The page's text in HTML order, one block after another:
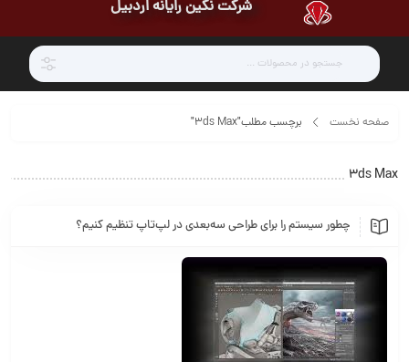
شرکت نگین رایانه اردبیل
صفحه نخست برچسب مطلب"3ds Max"
3ds Max
چطور سیستم را برای طراحی سه‌بعدی در لپ‌تاپ تنظیم کنیم؟